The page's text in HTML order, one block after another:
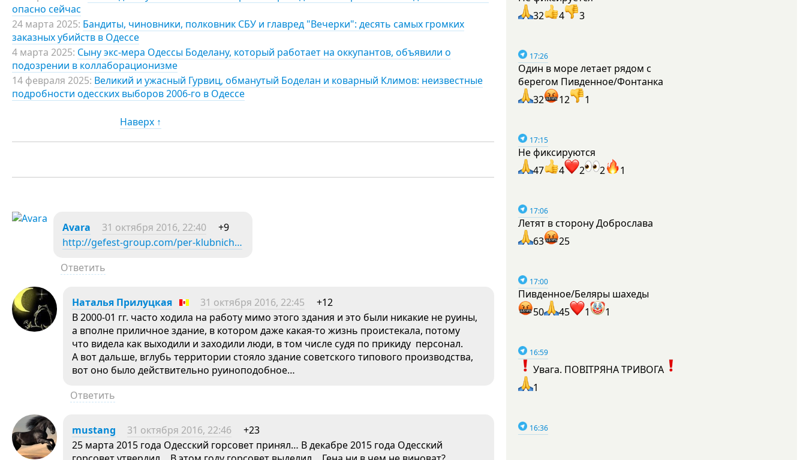
опасно сейчас
24 марта 2025: Бандиты, чиновники, полковник СБУ и главред "Вечерки": десять самых громких
заказных убийств в Одессе
4 марта 2025: Сыну экс-мера Одессы Боделану, который работает на оккупантов, объявили о
подозрении в коллаборационизме
14 февраля 2025: Великий и ужасный Гурвиц, обманутый Боделан и коварный Климов: неизвестные
подробности одесских выборов 2006-го в Одессе
Наверх ↑
Avara 31 октября 2016, 22:40
+9
http://gefest-group.com/per-klubnich…
Ответить
Наталья Прилуцкая 31 октября 2016, 22:45
+12
В 2000-01 гг. часто ходила на работу мимо этого здания и это были никакие не руины,
а вполне приличное здание, в котором даже какая-то жизнь проистекала, потому
что видела как выходили и заходили люди, в том числе судя по прикиду персонал.
А вот дальше, вглубь территории стояло здание советского типового производства,
вот оно было действительно руиноподобное…
Ответить
mustang 31 октября 2016, 22:46
+23
25 марта 2015 года Одесский горсовет принял… В декабре 2015 года Одесский
32
4 3
17:26
Один в море летает рядом с
берегом Пивденное/Фонтанка
32
12 1
17:15
Не фиксируются
47
4 2 2 1
17:06
Летят в сторону Доброслава
63
25
17:00
Пивденное/Беляры шахеды
50
45 1 1
16:59
Увага. ПОВІТРЯНА ТРИВОГА
1
16:36